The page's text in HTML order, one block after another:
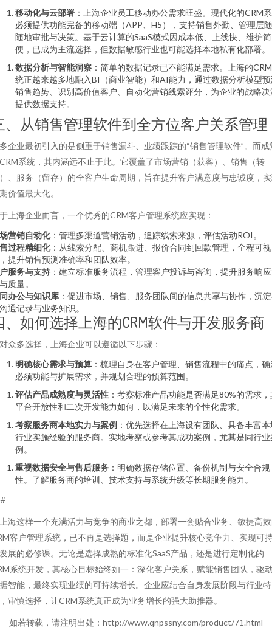
移动化与云部署 ：上海企业员工移动办公需求旺盛。现代化的CRM
必须提供功能完备的移动端（APP、H5），支持销售外勤、管理层
随地审批与决策。基于云计算的SaaS模式因成本低、上线快、维护简
便，已成为主流选择，但数据敏感行业也可能选择本地私有化部署。
数据分析与智能洞察 ：简单的数据记录已不能满足需求。上海的
统正越来越多地融入BI（商业智能）和AI能力，通过数据分析模型
销售趋势、识别高价值客户、自动化营销线索评分，为企业的战略决
提供数据支持。
、从销售管理软件到全方位客户关系管理
企业最初引入的是侧重于销售漏斗、业绩跟踪的“销售管理软件”。而成
系统，其内涵远不止于此。它覆盖了市场营销（获客）、销售（转
、服务（留存）的全客户生命周期，旨在提升客户满意度与忠诚度，
价值最大化。
上海企业而言，一个优秀的CRM客户管理系统应实现：
营销自动化：管理多渠道营销活动，追踪线索来源，评估活动ROI。
过程精细化：从线索分配、商机跟进、报价合同到回款管理，全程可视
提升销售预测准确率和团队效率。
服务与支持 ：建立标准服务流程，管理客户投诉与咨询，提升服务响
质量。
办公与知识库 ：促进市场、销售、服务团队间的信息共享与协作，沉
通记录与业务知识。
、如何选择上海的CRM软件与开发服务商
众多选择，上海企业可以遵循以下步骤：
明确核心需求与预算 ：梳理自身在客户管理、销售流程中的痛点，
必须功能与扩展需求，并规划合理的预算范围。
评估产品成熟度与灵活性 ：考察标准产品功能是否满足80%的需求
平台开放性和二次开发能力如何，以满足未来的个性化需求。
考察服务商本地实力与案例 ：优先选择在上海设有团队、具备丰富
行业实施经验的服务商。实地考察或参考其成功案例，尤其是同行业
例。
重视数据安全与售后服务 ：明确数据存储位置、备份机制与安全合规
性。了解服务商的培训、技术支持与系统升级等长期服务能力。
海这样一个充满活力与竞争的商业之都，部署一套贴合业务、敏捷高
客户管理系统，已不再是选择题，而是企业提升核心竞争力、实现可
展的必修课。无论是选择成熟的标准化SaaS产品，还是进行定制化的
系统开发，其核心目标始终如一：深化客户关系，赋能销售团队，驱
智能，最终实现业绩的可持续增长。企业应结合自身发展阶段与行业特
审慎选择，让CRM系统真正成为业务增长的强大助推器。
如若转载，请注明出处：http://www.qnpssny.com/product/71.html